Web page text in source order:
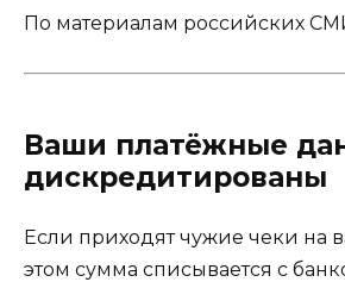
По материалам российских
Ваши платёжные
дискредитированы
Если приходят чужие чеки на
этом сумма списывается с